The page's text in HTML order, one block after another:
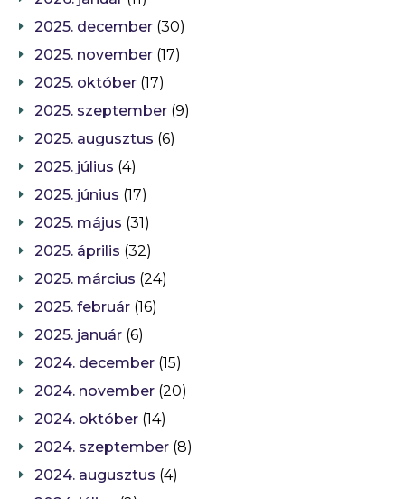
2025. december (30)
2025. november (17)
2025. október (17)
2025. szeptember (9)
2025. augusztus (6)
2025. július (4)
2025. június (17)
2025. május (31)
2025. április (32)
2025. március (24)
2025. február (16)
2025. január (6)
2024. december (15)
2024. november (20)
2024. október (14)
2024. szeptember (8)
2024. augusztus (4)